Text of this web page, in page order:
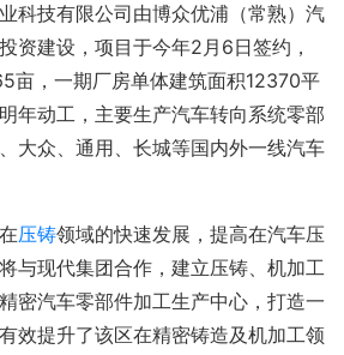
科技有限公司由博众优浦（常熟）汽
资建设，项目于今年2月6日签约，
亩，一期厂房单体建筑面积12370平
年动工，主要生产汽车转向系统零部
大众、通用、长城等国内外一线汽车
压铸领域的快速发展，提高在汽车压
与现代集团合作，建立压铸、机加工
密汽车零部件加工生产中心，打造一
效提升了该区在精密铸造及机加工领